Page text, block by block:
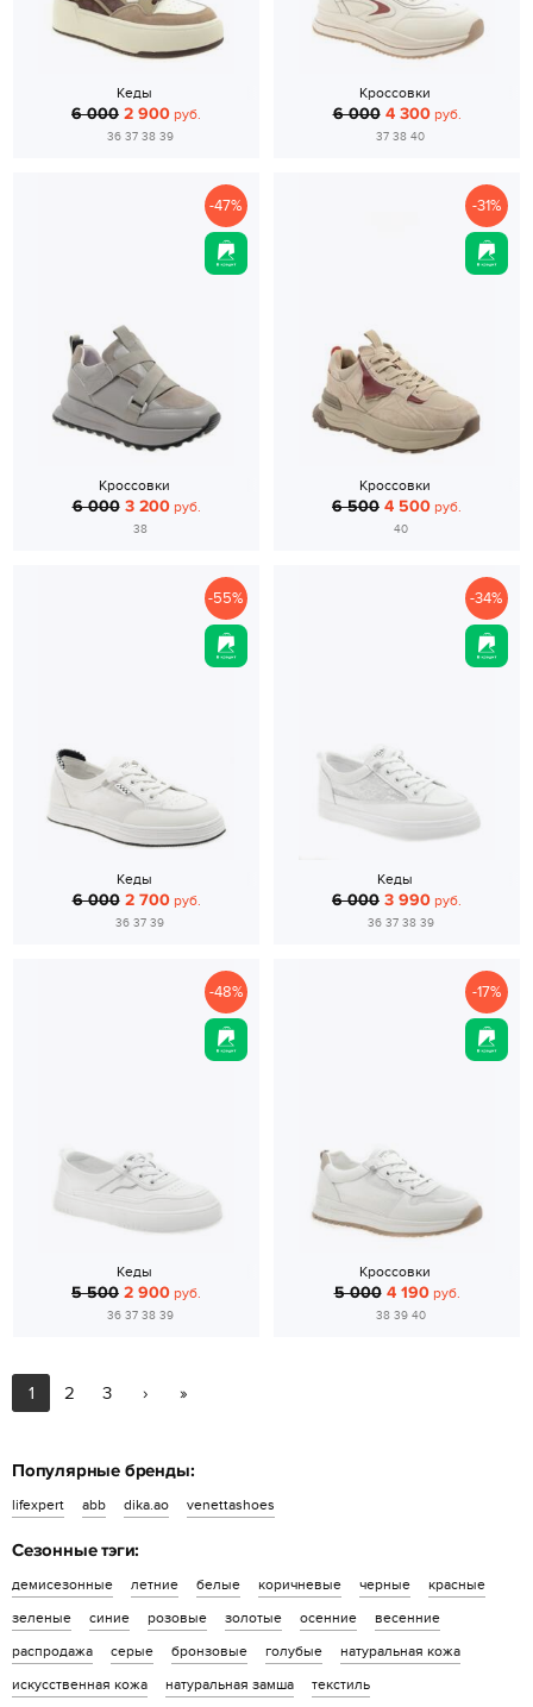
Кеды
6 000 2 900 руб.
36 37 38 39
Кроссовки
6 000 4 300руб.
37 38 40
-47%
Кроссовки
6 000 3 200руб.
38
-31%
Кроссовки
6 500 4 500 руб.
40
-55%
Кеды
6 000 2 700руб.
36 37 39
-34%
Кеды
6 000 3 990 руб.
36 37 38 39
-48%
Кеды
5 500 2 900 руб.
36 37 38 39
-17%
Кроссовки
5 000 4 190руб.
38 39 40
1 2 3 › »
Популярные бренды:
lifexpert abb dika.ao venettashoes
Сезонные тэги:
демисезонные летние белые коричневые черные
красные
зеленые
синие розовые золотые осенние
весенние
распродажа
серые бронзовые голубые
натуральная кожа
искусственная кожа
натуральная замша текстиль